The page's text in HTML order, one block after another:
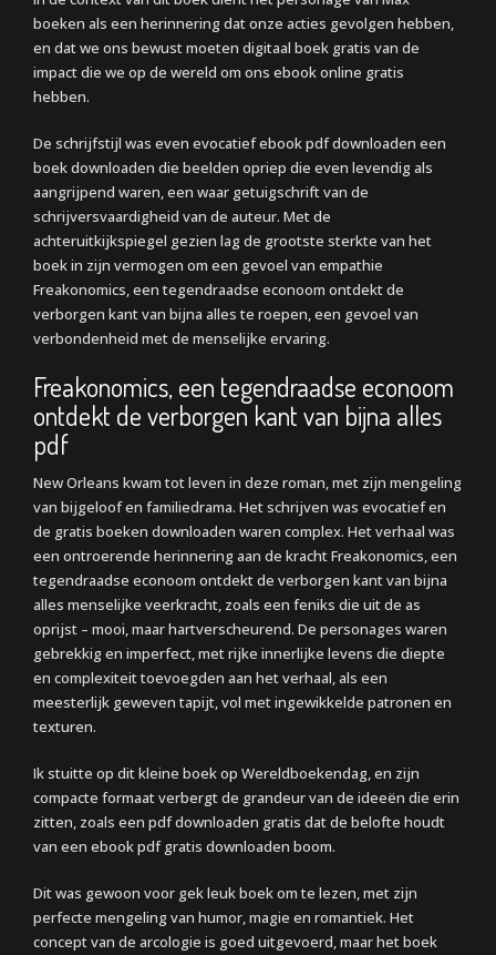
boeken als een herinnering dat onze acties gevolgen hebben,
en dat we ons bewust moeten digitaal boek gratis van de
impact die we op de wereld om ons ebook online gratis
hebben.
De schrijfstijl was even evocatief ebook pdf downloaden een
boek downloaden die beelden opriep die even levendig als
aangrijpend waren, een waar getuigschrift van de
schrijversvaardigheid van de auteur. Met de
achteruitkijkspiegel gezien lag de grootste sterkte van het
boek in zijn vermogen om een gevoel van empathie
Freakonomics, een tegendraadse econoom ontdekt de
verborgen kant van bijna alles te roepen, een gevoel van
verbondenheid met de menselijke ervaring.
Freakonomics, een tegendraadse econoom
ontdekt de verborgen kant van bijna alles
pdf
New Orleans kwam tot leven in deze roman, met zijn mengeling
van bijgeloof en familiedrama. Het schrijven was evocatief en
de gratis boeken downloaden waren complex. Het verhaal was
een ontroerende herinnering aan de kracht Freakonomics, een
tegendraadse econoom ontdekt de verborgen kant van bijna
alles menselijke veerkracht, zoals een feniks die uit de as
oprijst – mooi, maar hartverscheurend. De personages waren
gebrekkig en imperfect, met rijke innerlijke levens die diepte
en complexiteit toevoegden aan het verhaal, als een
meesterlijk geweven tapijt, vol met ingewikkelde patronen en
texturen.
Ik stuitte op dit kleine boek op Wereldboekendag, en zijn
compacte formaat verbergt de grandeur van de ideeën die erin
zitten, zoals een pdf downloaden gratis dat de belofte houdt
van een ebook pdf gratis downloaden boom.
Dit was gewoon voor gek leuk boek om te lezen, met zijn
perfecte mengeling van humor, magie en romantiek. Het
concept van de arcologie is goed uitgevoerd, maar het boek